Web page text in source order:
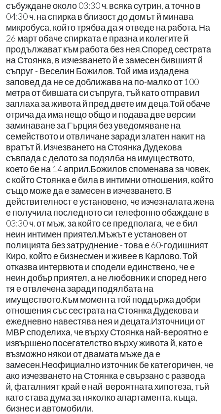
събуждане около 03:30 ч. всяка сутрин, а точно в
04:30 ч. на спирка в близост до домът й минава
микробуса, който трябва да я отведе на работа. На
26 март обаче спирката е празна и колегите й
продължават към работа без нея.Според сестрата
на Стоянка, в изчезването й е замесен бившият й
съпруг - Веселин Божилов. Той има издадена
заповед да не се доближава на по-малко от 100
метра от бившата си съпруга, тъй като отправил
заплаха за живота й пред двете им деца.Той обаче
отрича да има нещо общо и подава две версии -
заминаване за Гърция без уведомяване на
семейството и отвличане заради златен накит на
вратът й. Изчезването на Стоянка Дудекова
съвпада с делото за подялба на имуществото,
което бе на 14 април.Божилов споменава за човек,
с който Стоянка е била в интимни отношения, който
също може да е замесен в изчезването. В
действителност е установено, че изчезналата жена
е получила последното си телефонно обаждане в
03:30 ч. от мъж, за който се предполага, че е бил
неин интимен приятел.Мъжът е установен от
полицията без затруднение - това е 60-годишният
Киро, който е бизнесмен и живее в Карлово. Той
отказва интервюта и сподели единствено, че е
неин добър приятел, а не любовник и според него
тя е отвлечена заради подялбата на
имуществото.Към момента той поддържа добри
отношения със сестрата на Стоянка Дудекова и
ежедневно навестява нея и децата.Източници от
МВР споделиха, че върху Стоянка най-вероятно е
извършено посегателство върху живота й, като е
възможно някои от двамата мъже да е
замесен.Неофициално източник бе категоричен, че
ако изчезването на Стоянка е свързано с развода
й, фаталният край е най-вероятната хипотеза, тъй
като става дума за няколко апартамента, къща,
бизнес и автомобили.